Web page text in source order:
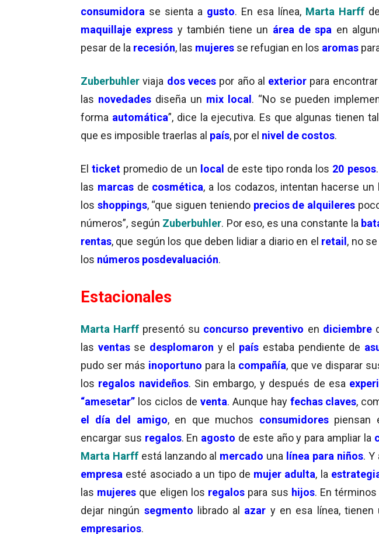
consumidora se sienta a gusto. En esa línea, Marta Harff
maquillaje express y también tiene un área de spa en
pesar de la recesión, las mujeres se refugian en los aromas
Zuberbuhler viaja dos vecespor año al exterior para encontrar
las novedadesdiseña un mix local. “No se pueden
forma automática”, dice la ejecutiva. Es que algunas tienen tal
que es imposible traerlas al país, por el nivel de costos.
Elticket promedio de un local de este tipo ronda los 20 pesos
las marcasde cosmética, a los codazos, intentan hacerse un
los shoppings, “que siguen teniendo precios de alquileres
números”, según Zuberbuhler. Por eso, es una constante la
rentas, que según los que deben lidiar a diario en el retail, no
los números posdevaluación.
Estacionales
Marta Harff presentó su concurso preventivo en diciembre
las ventasse desplomaron y el país estaba pendiente de
pudo ser más inoportuno para la compañía, que ve disparar
los regalos navideños. Sin embargo, y después de esa
“amesetar” los ciclos de venta. Aunque hayfechas claves,
el día del amigo, en que muchos consumidorespiensan
encargar sus regalos. En agosto de este año y para ampliar la
Marta Harffestá lanzando al mercado una línea para niños. Y
empresa esté asociado a un tipo de mujer adulta, la
las mujeres que eligen los regalos para sus hijos. En
dejar ningún segmento librado al azar y en esa línea, tienen
empresarios.